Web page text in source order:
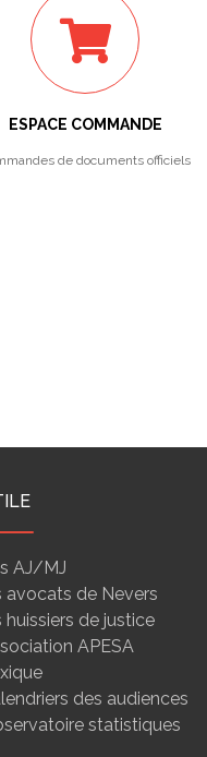
ESPACE COMMANDE
de documents officiels
AJ/MJ
avocats de Nevers
huissiers de justice
APESA
des audiences
statistiques